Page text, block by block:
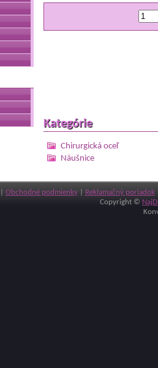
Kategórie
Chirurgická oceľ
Náušnice
Obchodné podmienky| Reklamačný poriadok
Copyright ©